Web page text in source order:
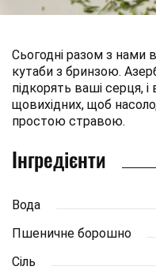
Сьогодні разом з нами
кутаби з бринзою.
підкорять ваші серця,
щовихідних, щоб
простою стравою.
Інгредієнти
Вода
Пшеничне борошно
Сіль